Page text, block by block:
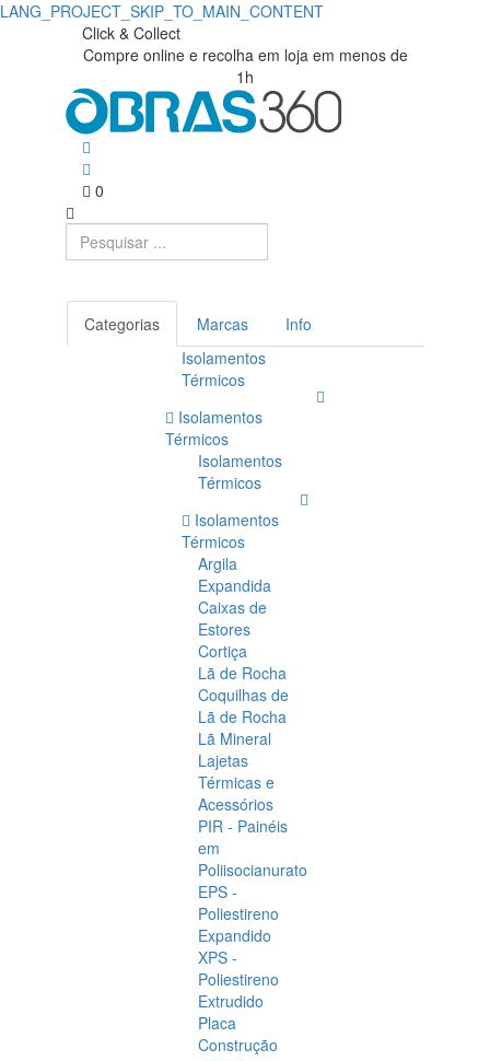
LANG_PROJECT_SKIP_TO_MAIN_CONTENT
Click & Collect
Compre online e recolha em loja em menos de
1h
0
Categorias Marcas
Info
Isolamentos
Térmicos
Isolamentos
Térmicos
Isolamentos
Térmicos
Isolamentos
Térmicos
Argila
Expandida
Caixas de
Estores
Cortiça
Lã de Rocha
Coquilhas de
Lã de Rocha
Lã Mineral
Lajetas
Térmicas e
Acessórios
PIR - Painéis
em
Poliisocianurato
EPS -
Poliestireno
Expandido
XPS -
Poliestireno
Extrudido
Placa
Construção